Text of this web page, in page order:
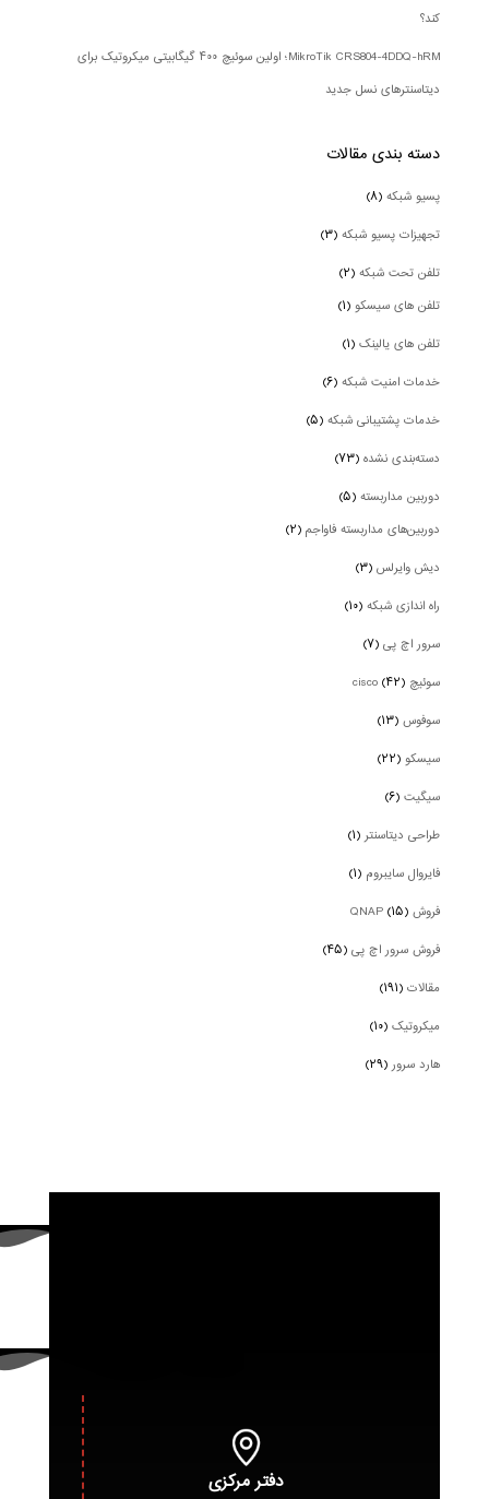
کند؟
MikroTik CRS804-4DDQ-hRM؛ اولین سوئیچ ۴۰۰ گیگابیتی میکروتیک برای
دیتاسنترهای نسل جدید
دسته بندی‌ مقالات
پسیو شبکه(۸)
تجهیزات پسیو شبکه(۳)
تلفن تحت شبکه(۲)
تلفن های سیسکو(۱)
تلفن های یالینک(۱)
خدمات امنیت شبکه(۶)
خدمات پشتیبانی شبکه(۵)
دسته‌بندی نشده(۷۳)
دوربین‌ مداربسته(۵)
دوربین‌های مداربسته فاواجم(۲)
دیش وایرلس(۳)
راه اندازی شبکه(۱۰)
سرور اچ پی(۷)
سوئیچ cisco (۴۲)
سوفوس(۱۳)
سیسکو(۲۲)
سیگیت(۶)
طراحی دیتاسنتر(۱)
فایروال سایبروم (۱)
فروش QNAP (۱۵)
فروش سرور اچ پی(۴۵)
مقالات(۱۹۱)
میکروتیک(۱۰)
هارد سرور(۲۹)
دفتر مرکزی